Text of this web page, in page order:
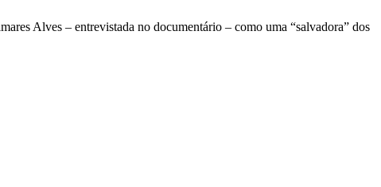
Alves – entrevistada no documentário – como uma “salvadora” dos